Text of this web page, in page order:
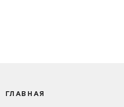
ГЛАВНАЯ